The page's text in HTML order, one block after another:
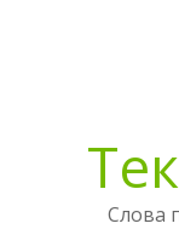
Слова